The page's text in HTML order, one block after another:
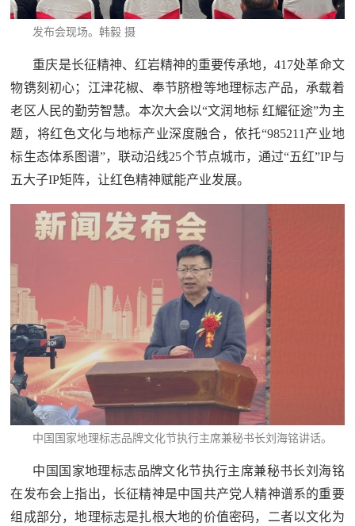
防
民
国
全
民
国
子
弟
子
弟
国
动
员
国
防
动
员
人
防
空
人
民
国
发布会现场。韩毅 摄
重庆是长征精神、红岩精神的重要传承地，417处革命文
物镌刻初心；江津花椒、奉节脐橙等地理标志产品，承载着
老区人民的勤劳智慧。本次大会以“文润地标 红耀征途”为主
题，将红色文化与地标产业深度融合，依托“985211产业地
标生态体系图谱”，联动沿线25个节点城市，通过“五红”IP与
五大子IP矩阵，让红色精神赋能产业发展。
中国国家地理标志品牌文化节执行主席兼秘书长刘海铭讲话。
中国国家地理标志品牌文化节执行主席兼秘书长刘海铭
在发布会上指出，长征精神是中国共产党人精神谱系的重要
组成部分，地理标志是扎根大地的价值密码，二者以文化为